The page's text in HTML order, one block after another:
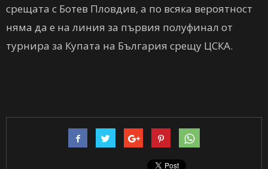
срещата с Ботев Пловдив, а по всяка вероятност
няма да е на линия за първия полуфинал от
турнира за Купата на България срещу ЦСКА.